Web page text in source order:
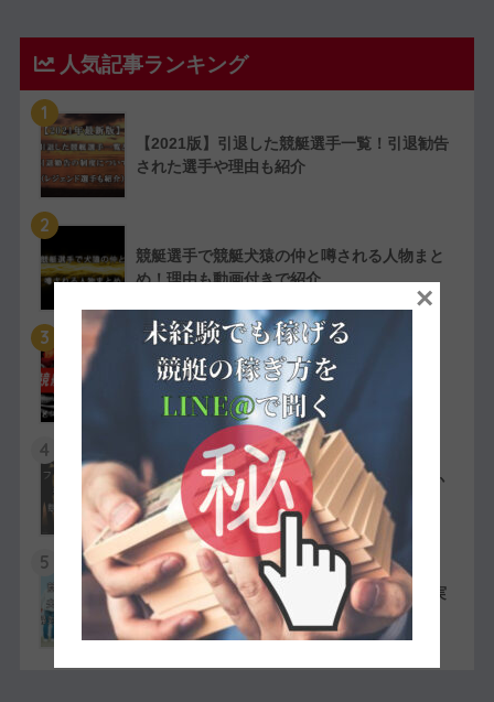
人気記事ランキング
1
【2021版】引退した競艇選手一覧！引退勧告
された選手や理由も紹介
2
競艇選手で競艇犬猿の仲と噂される人物まと
め！理由も動画付きで紹介
3
【実費で検証】競艇LINERの予想は凄かっ
た！特徴や評判・口コミを紹介
4
競艇選手の嫌われ者まとめ！ファン・選手か
ら嫌われている人物を紹介
5
競艇選手同士の夫婦11組一覧【夫婦対決が実
現したレースも紹介】
×